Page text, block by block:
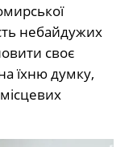
небайдужих
своє
їхню думку,